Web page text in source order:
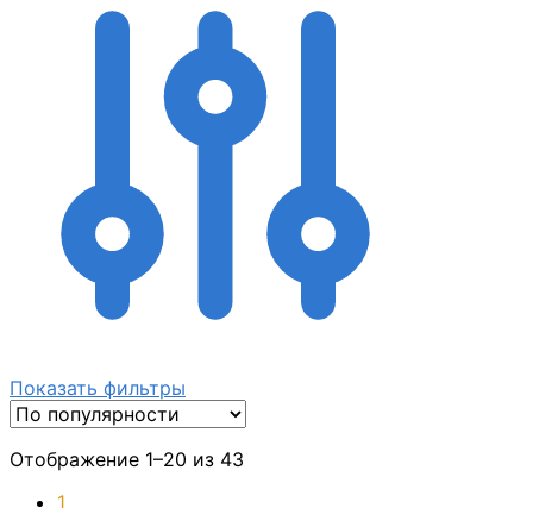
Показать фильтры
Отображение 1–20 из 43
1